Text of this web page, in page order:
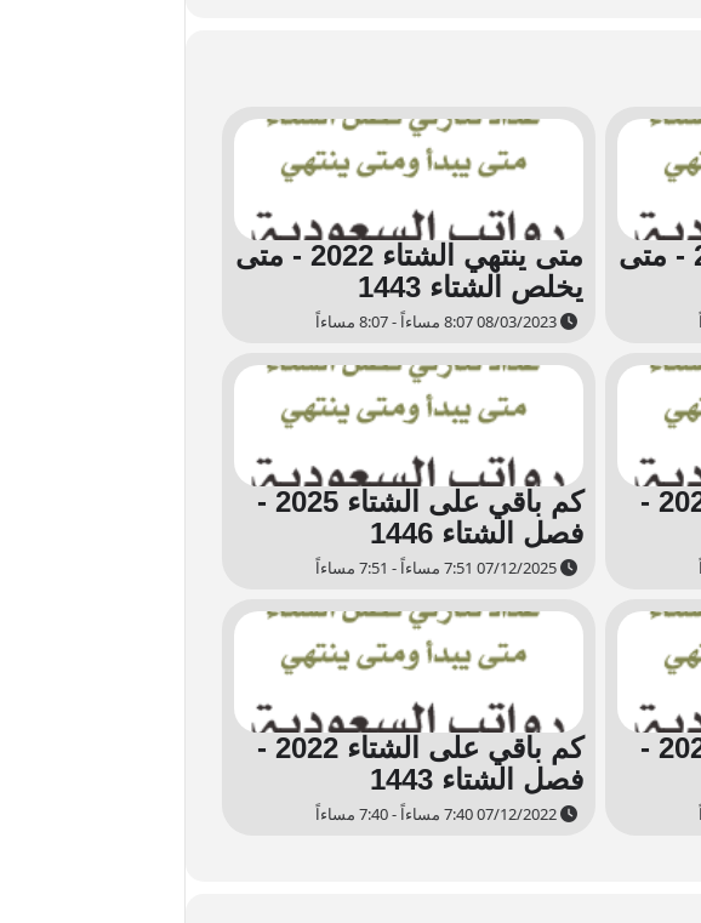
متى ينتهي الشتاء 2023 - متى
متى ينتهي الشتاء 2022 - متى
يخلص الشتاء 1443
كم باقي على الشتاء 2026 -
كم باقي على الشتاء 2025 -
فصل الشتاء 1446
كم باقي على الشتاء 2023 -
كم باقي على الشتاء 2022 -
فصل الشتاء 1443